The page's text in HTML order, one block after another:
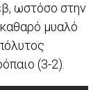
ωστόσο στην
μυαλό
(3-2).